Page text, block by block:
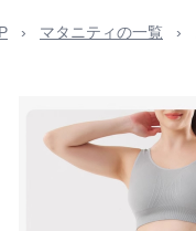
› マタニティの一覧 ›